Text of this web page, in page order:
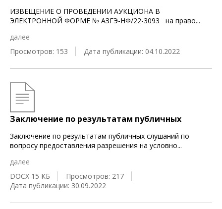
ИЗВЕЩЕНИЕ О ПРОВЕДЕНИИ АУКЦИОНА В
ЭЛЕКТРОННОЙ ФОРМЕ № АЗГЭ-НФ/22-3093 на право...
далее
Просмотров: 153
Дата публикации: 04.10.2022
Заключение по результатам публичных
Заключение по результатам публичных слушаний по
вопросу предоставления разрешения на условно...
далее
DOCX 15 КБ
Просмотров: 217
Дата публикации: 30.09.2022